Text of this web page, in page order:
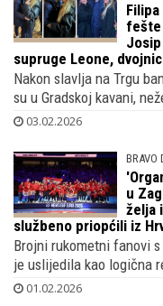
fešte
supruge Leone,
Nakon slavlja na Trgu
su u Gradskoj kavani,
03.02.2026
BRAVO
u
želja
službeno priopćili iz
Brojni rukometni fanovi
je uslijedila kao logična
01.02.2026